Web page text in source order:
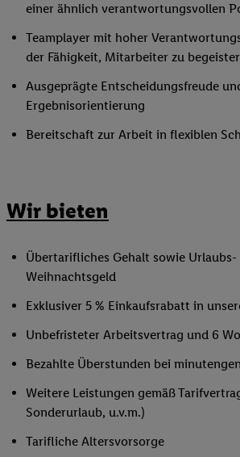
einer ähnlich verantwortungsvollen
Teamplayer mit hoher
der Fähigkeit, Mitarbeiter zu
Ausgeprägte Entscheidungsfreude
Ergebnisorientierung
Bereitschaft zur Arbeit in flexiblen
Wir bieten
Übertarifliches Gehalt sowie Urlaubs-
Weihnachtsgeld
Exklusiver 5 % Einkaufsrabatt in
Unbefristeter Arbeitsvertrag und 6
Bezahlte Überstunden bei
Weitere Leistungen gemäß
Sonderurlaub, u.v.m.)
Tarifliche Altersvorsorge